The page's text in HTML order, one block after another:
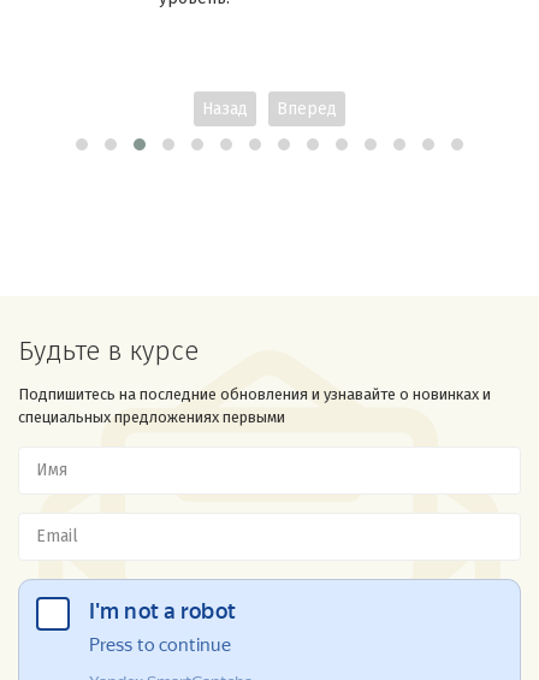
Назад Вперед
Будьте в курсе
Подпишитесь на последние обновления и узнавайте о новинках и
специальных предложениях первыми